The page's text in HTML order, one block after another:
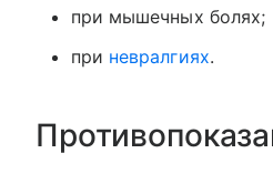
при мышечных болях;
при невралгиях.